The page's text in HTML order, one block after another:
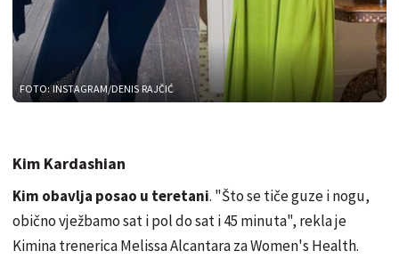
FOTO: INSTAGRAM/DENIS RAJČIĆ
Kim Kardashian
Kim obavlja posao u teretani. "Što se tiče guze i nogu,
obično vježbamo sat i pol do sat i 45 minuta", rekla je
Kimina trenerica Melissa Alcantara za Women's Health.